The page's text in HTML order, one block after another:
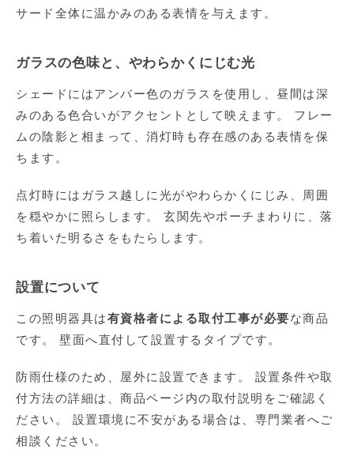
サード全体に温かみのある表情を与えます。
ガラスの色味と、やわらかくにじむ光
シェードにはアンバー色のガラスを使用し、昼間は深
みのある色合いがアクセントとして映えます。 フレー
ムの陰影と相まって、消灯時も存在感のある表情を保
ちます。
点灯時にはガラス越しに光がやわらかくにじみ、周囲
を穏やかに照らします。 玄関先やポーチまわりに、落
ち着いた明るさをもたらします。
設置について
この照明器具は有資格者による取付工事が必要な商品
です。 壁面へ直付して設置するタイプです。
防雨仕様のため、屋外に設置できます。 設置条件や取
付方法の詳細は、商品ページ内の取付説明をご確認く
ださい。 設置環境に不安がある場合は、専門業者へご
相談ください。